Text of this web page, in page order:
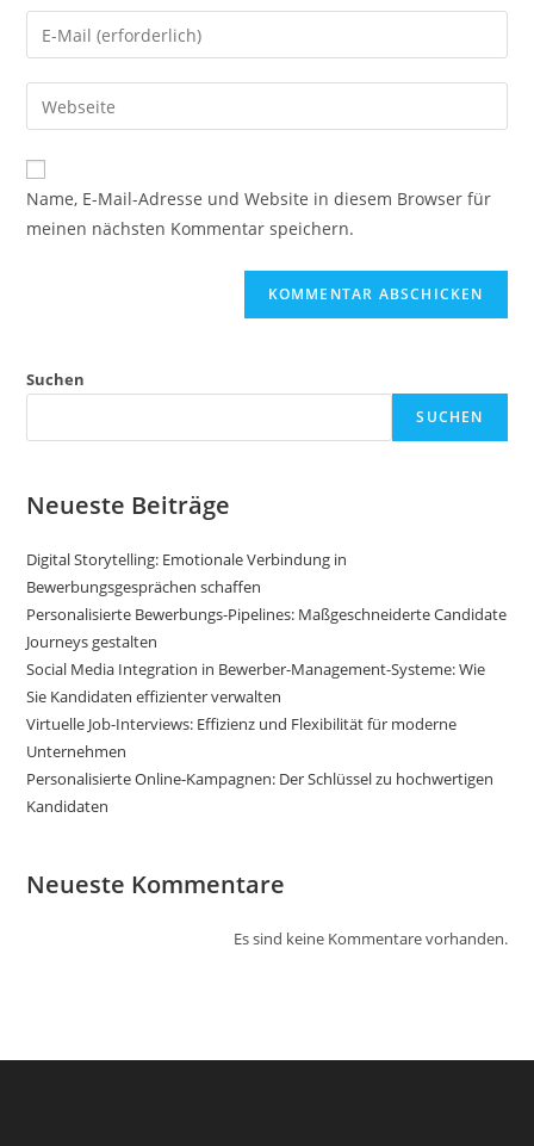
Namen
oder
zum
Kommentieren
ein
Gib
deine
E-
Mail-
zum
Kommentieren
ein
Gib
deine
Website-
URL
Name, E-Mail-Adresse und Website in diesem Browser für
meinen nächsten Kommentar speichern.
Suchen
SUCHEN
Neueste Beiträge
Digital Storytelling: Emotionale Verbindung in
Bewerbungsgesprächen schaffen
Personalisierte Bewerbungs-Pipelines: Maßgeschneiderte Candidate
Journeys gestalten
Social Media Integration in Bewerber-Management-Systeme: Wie
Sie Kandidaten effizienter verwalten
Virtuelle Job-Interviews: Effizienz und Flexibilität für moderne
Unternehmen
Personalisierte Online-Kampagnen: Der Schlüssel zu hochwertigen
Kandidaten
Neueste Kommentare
Es sind keine Kommentare vorhanden.